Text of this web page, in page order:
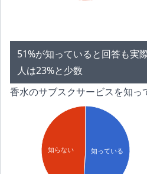
51%が知っていると回答も実
人は23%と少数
香水のサブスクサービスを知っ
知らない 知っている